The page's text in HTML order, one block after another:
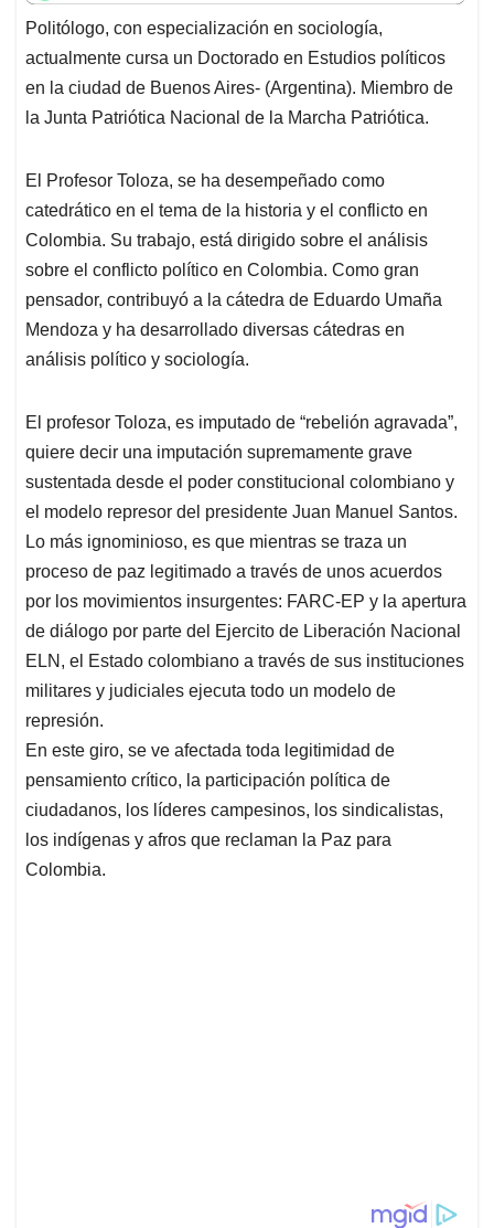
t
s
A
p
p
e
b
o
o
k
k
e
d
I
n
i
l
e
a
d
s
Politólogo, con especialización en sociología,
actualmente cursa un Doctorado en Estudios políticos
en la ciudad de Buenos Aires- (Argentina). Miembro de
la Junta Patriótica Nacional de la Marcha Patriótica.
El Profesor Toloza, se ha desempeñado como
catedrático en el tema de la historia y el conflicto en
Colombia. Su trabajo, está dirigido sobre el análisis
sobre el conflicto político en Colombia. Como gran
pensador, contribuyó a la cátedra de Eduardo Umaña
Mendoza y ha desarrollado diversas cátedras en
análisis político y sociología.
El profesor Toloza, es imputado de “rebelión agravada”,
quiere decir una imputación supremamente grave
sustentada desde el poder constitucional colombiano y
el modelo represor del presidente Juan Manuel Santos.
Lo más ignominioso, es que mientras se traza un
proceso de paz legitimado a través de unos acuerdos
por los movimientos insurgentes: FARC-EP y la apertura
de diálogo por parte del Ejercito de Liberación Nacional
ELN, el Estado colombiano a través de sus instituciones
militares y judiciales ejecuta todo un modelo de
represión.
En este giro, se ve afectada toda legitimidad de
pensamiento crítico, la participación política de
ciudadanos, los líderes campesinos, los sindicalistas,
los indígenas y afros que reclaman la Paz para
Colombia.